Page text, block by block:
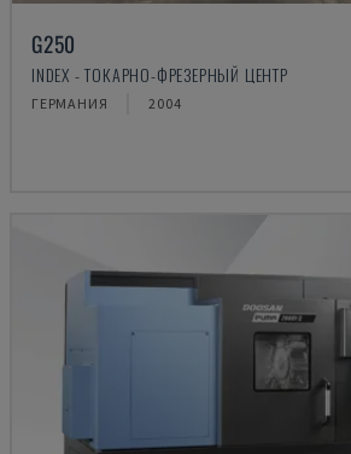
G250
INDEX - ТОКАРНО-ФРЕЗЕРНЫЙ ЦЕНТР
ГЕРМАНИЯ 2004